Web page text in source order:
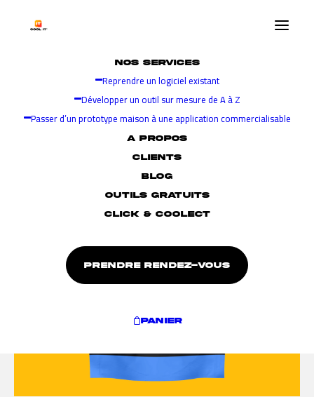
NOS SERVICES
Reprendre un logiciel existant
Développer un outil sur mesure de A à Z
Passer d’un prototype maison à une application commercialisable
A PROPOS
CLIENTS
BLOG
OUTILS GRATUITS
CLICK & COOLECT
PRENDRE RENDEZ-VOUS
PANIER